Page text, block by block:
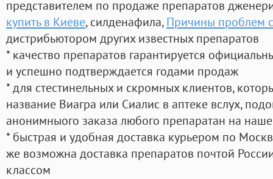
представителем по продаже препаратов
купить в Киеве, силденафила, Причины проблем
дистрибьютором других известных препаратов
* качество препаратов гарантируется
и успешно подтверждается годами продаж
* для стестинельных и скромных клиентов,
название Виагра или Сиалис в аптеке вслух,
анонимныого заказа любого препаратан на
* быстрая и удобная доставка курьером по
же возможна доставка препаратов почтой
классом